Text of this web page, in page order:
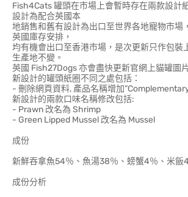
Fish4Cats 罐頭在市場上會暫時存在兩款設計
設計為配合英國本
地銷售和舊有設計為出口至世界各地寵物市場
英國庫存安排，
均有機會出口至香港市場，是次更新只作包裝
生產地不變。
英國 Fish27Dogs 亦會盡快更新官網上貓罐圖
新設計的罐頭紙圈不同之處包括：
- 刪除網頁資料, 產品名稱增加
新設計的兩款口味名稱修改包括:
- Prawn 改名為 Shrimp
- Green Lipped Mussel 改名為 Mussel
成份
新鮮吞拿魚54％、魚湯38％、螃蟹4％、米飯
成份分析